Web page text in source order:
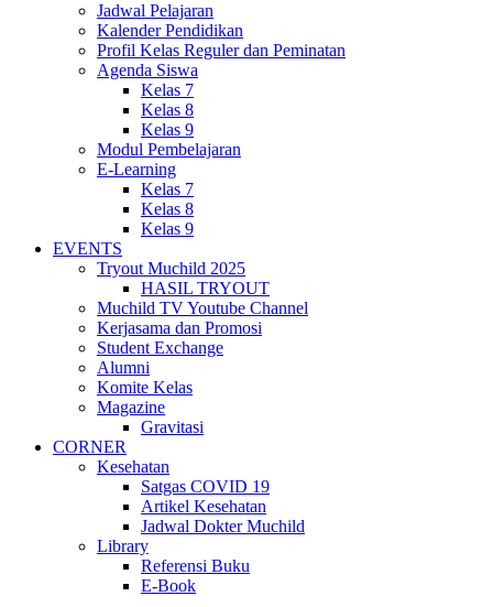
Jadwal Pelajaran
Kalender Pendidikan
Profil Kelas Reguler dan Peminatan
Agenda Siswa
Kelas 7
Kelas 8
Kelas 9
Modul Pembelajaran
E-Learning
Kelas 7
Kelas 8
Kelas 9
EVENTS
Tryout Muchild 2025
HASIL TRYOUT
Muchild TV Youtube Channel
Kerjasama dan Promosi
Student Exchange
Alumni
Komite Kelas
Magazine
Gravitasi
CORNER
Kesehatan
Satgas COVID 19
Artikel Kesehatan
Jadwal Dokter Muchild
Library
Referensi Buku
E-Book